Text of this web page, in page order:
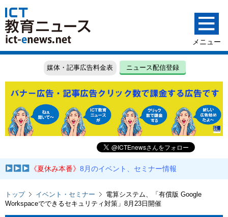
媒体・記事広告料金表 ニュース配信登録
《夏休み本番》8月のイベント、セミナー情報
トップ イベント・セミナー
電算システム、「有償版 Google
Workspaceでできるセキュリティ対策」8月23日開催